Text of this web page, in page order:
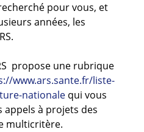
recherché pour vous, et
années, les
propose une rubrique
www.ars.sante.fr/liste-
nationale qui vous
appels à projets des
multicritère.